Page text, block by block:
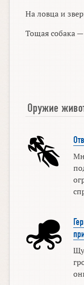
На ловца и
Тощая собака
Оружие